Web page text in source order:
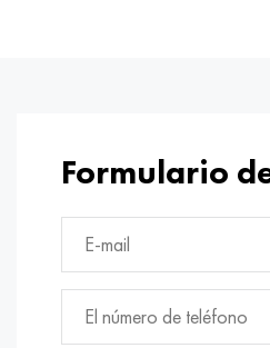
Formulario
hastelloy c4
hastelloy c22
38XM, 42CrMo4, AISI 1.7225
40ХН, 36NiCr6, AISI 3135